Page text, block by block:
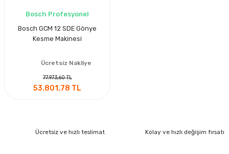
Bosch Profesyonel
Bosch GCM 12 SDE Gönye
Kesme Makinesi
Ücretsiz Nakliye
77.973,60 TL
53.801,78 TL
Ücretsiz ve hızlı teslimat Kolay ve hızlı değişim fırsatı